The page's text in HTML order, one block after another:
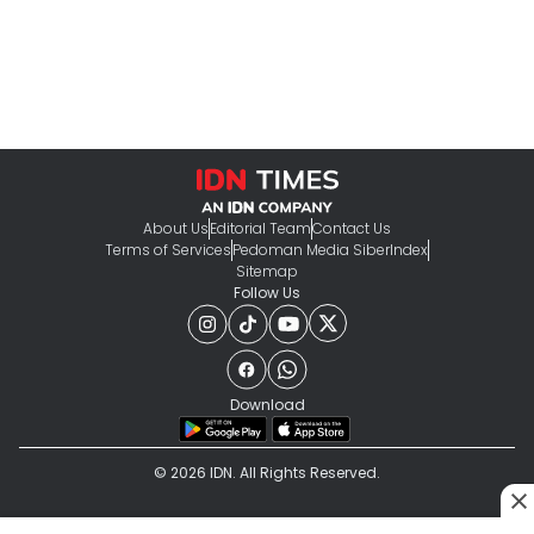
About UsEditorial TeamContact Us
Terms of ServicesPedoman Media SiberIndex
Sitemap
Follow Us
Download
© 2026 IDN. All Rights Reserved.